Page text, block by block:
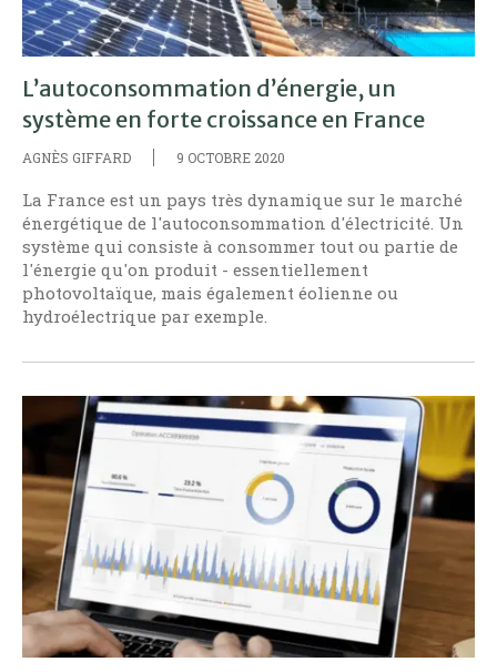
L’autoconsommation d’énergie, un
système en forte croissance en France
AGNÈS GIFFARD 9 OCTOBRE 2020
La France est un pays très dynamique sur le marché
énergétique de l'autoconsommation d'électricité. Un
système qui consiste à consommer tout ou partie de
l'énergie qu'on produit - essentiellement
photovoltaïque, mais également éolienne ou
hydroélectrique par exemple.